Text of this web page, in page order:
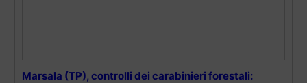
Marsala (TP), controlli dei carabinieri forestali: